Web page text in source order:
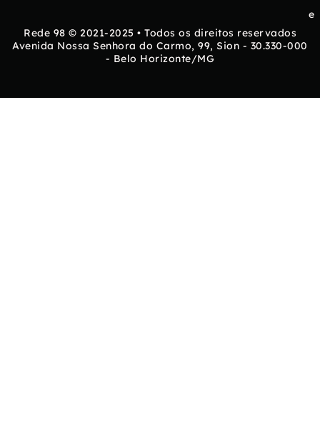
e
Rede 98 © 2021-2025 • Todos os direitos reservados
Avenida Nossa Senhora do Carmo, 99, Sion - 30.330-000
- Belo Horizonte/MG